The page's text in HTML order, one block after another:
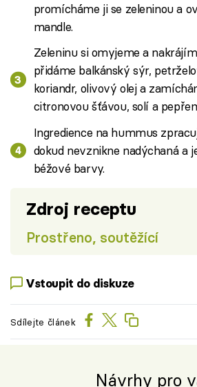
promícháme ji se zeleninou a
mandle.
Zeleninu si omyjeme a
přidáme balkánský sýr,
koriandr, olivový olej a
citronovou šťávou, solí a
Ingredience na hummus
dokud nevznikne nadýchaná a
béžové barvy.
Zdroj receptu
Prostřeno, soutěžící
Vstoupit do diskuze
Sdílejte článek
Návrhy pro